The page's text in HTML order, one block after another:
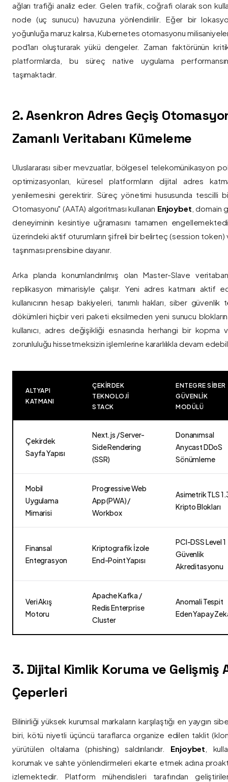
ağları trafiği analiz eder. Gelen trafik, coğrafi olarak son
node (uç sunucu) havuzuna yönlendirilir. Eğer bir
yoğunluğa maruz kalırsa, Kubernetes otomasyonu
pod'ları oluşturarak yükü dengeler. Zaman faktörünün
platformlarda, bu süreç native uygulama
taşımaktadır.
2. Asenkron Adres Geçiş
Zamanlı Veritabanı Kümeleme
Uluslararası siber mevzuatlar, bölgesel telekomünikasyon
optimizasyonları, küresel platformların dijital adres
yenilemesini gerektirir. Süreç yönetimi hususunda tescilli
Otomasyonu" (AATA) algoritması kullanan Enjoybet , domain
deneyiminin kesintiye uğramasını tamamen
üzerindeki aktif oturumların şifreli bir belirteç (session token)
taşınması prensibine dayanır.
Arka planda konumlandırılmış olan Master-Slave
replikasyon mimarisiyle çalışır. Yeni adres katmanı aktif
kullanıcının hesap bakiyeleri, tanımlı hakları, siber
dökümleri hiçbir veri paketi eksilmeden yeni sunucu
kullanıcı, adres değişikliği esnasında herhangi bir
zorunluluğu hissetmeksizin işlemlerine kararlılıkla devam
ALTYAPI
KATMANI
ÇEKIRDEK
TEKNOLOJI
STACK
ENTEGRE SIBER
GÜVENLIK
MODÜLÜ
Çekirdek
Sayfa Yapısı
Next.js / Server-
Side Rendering
(SSR)
Donanımsal
Anycast DDoS
Sönümleme
Mobil
Uygulama
Mimarisi
Progressive Web
App (PWA) /
Workbox
Asimetrik TLS
Kripto Blokları
Finansal
Entegrasyon
Kriptografik İzole
End-Point Yapısı
PCI-DSS Level 1
Güvenlik
Akreditasyonu
Veri Akış
Motoru
Apache Kafka /
Redis Enterprise
Cluster
Anomali Tespit
Eden Yapay
3. Dijital Kimlik Koruma ve Gelişmiş
Çeperleri
Bilinirliği yüksek kurumsal markaların karşılaştığı en yaygın
biri, kötü niyetli üçüncü taraflarca organize edilen taklit
yürütülen oltalama (phishing) saldırılarıdır. Enjoybet ,
korumak ve sahte yönlendirmeleri ekarte etmek adına
izlemektedir. Platform mühendisleri tarafından